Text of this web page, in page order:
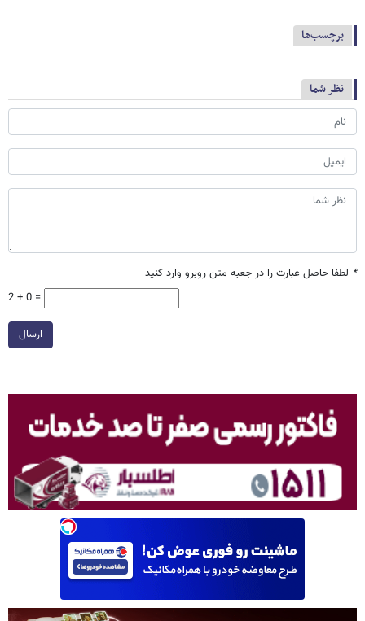
برچسب‌ها
نظر شما
* لطفا حاصل عبارت را در جعبه متن روبرو وارد کنید
2 + 0 =
ارسال